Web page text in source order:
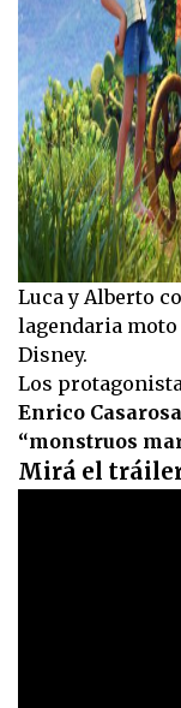
Luca y Alberto
lagendaria moto
Disney.
Los
Enrico Casarosa
“monstruos
Mirá el tráiler